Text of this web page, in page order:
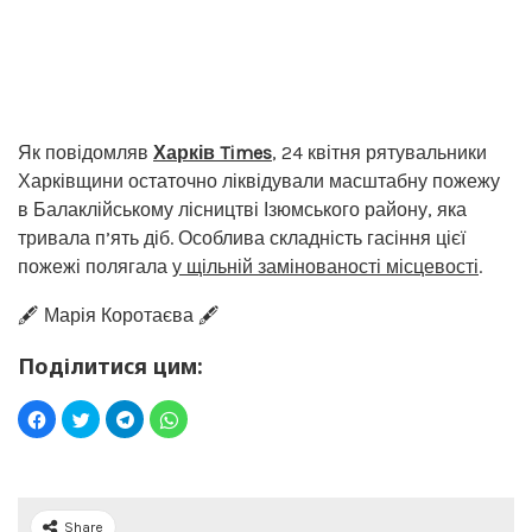
Як повідомляв Харків Times, 24 квітня рятувальники
Харківщини остаточно ліквідували масштабну пожежу
в Балаклійському лісництві Ізюмського району, яка
тривала п’ять діб. Особлива складність гасіння цієї
пожежі полягала у щільній замінованості місцевості.
🖋️ Марія Коротаєва 🖋️
Поділитися цим:
Share